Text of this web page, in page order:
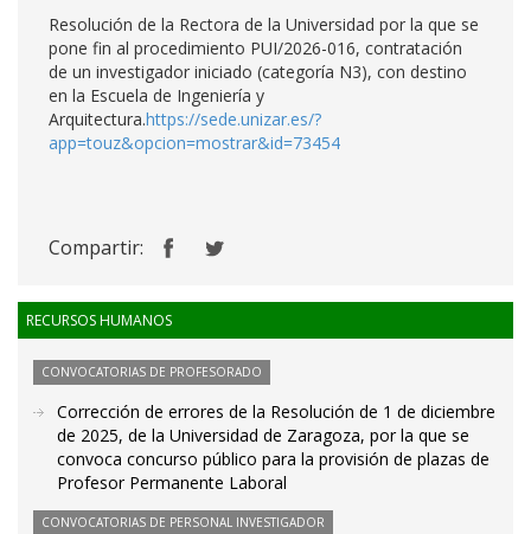
Resolución de la Rectora de la Universidad por la que se
pone fin al procedimiento PUI/2026-016, contratación
de un investigador iniciado (categoría N3), con destino
en la Escuela de Ingeniería y
Arquitectura.https://sede.unizar.es/?
app=touz&opcion=mostrar&id=73454
Compartir:
RECURSOS HUMANOS
CONVOCATORIAS DE PROFESORADO
Corrección de errores de la Resolución de 1 de diciembre
de 2025, de la Universidad de Zaragoza, por la que se
convoca concurso público para la provisión de plazas de
Profesor Permanente Laboral
CONVOCATORIAS DE PERSONAL INVESTIGADOR